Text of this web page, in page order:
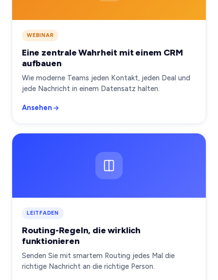
WEBINAR
Eine zentrale Wahrheit mit einem CRM
aufbauen
Wie moderne Teams jeden Kontakt, jeden Deal und
jede Nachricht in einem Datensatz halten.
Ansehen
LEITFADEN
Routing-Regeln, die wirklich
funktionieren
Senden Sie mit smartem Routing jedes Mal die
richtige Nachricht an die richtige Person.